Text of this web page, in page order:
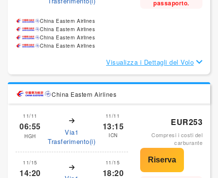
passaporto.
China Eastern Airlines
China Eastern Airlines
China Eastern Airlines
China Eastern Airlines
Visualizza i Dettagli del Volo
China Eastern Airlines
11/11
06:55
HGH
Via1
Trasferimento(i)
11/11
13:15
ICN
11/15
14:20
11/15
18:20
EUR253
Compresi i costi del
carburante